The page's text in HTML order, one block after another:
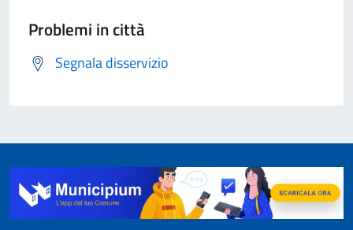
Problemi in città
Segnala disservizio